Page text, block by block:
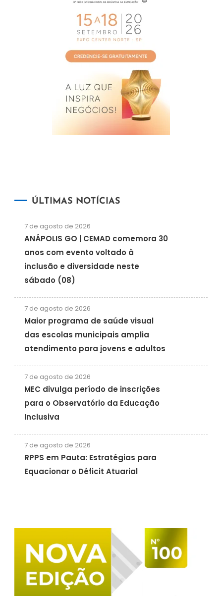
ÚLTIMAS NOTÍCIAS
7 de agosto de 2026
ANÁPOLIS GO | CEMAD comemora 30
anos com evento voltado à
inclusão e diversidade neste
sábado (08)
7 de agosto de 2026
Maior programa de saúde visual
das escolas municipais amplia
atendimento para jovens e adultos
7 de agosto de 2026
MEC divulga período de inscrições
para o Observatório da Educação
Inclusiva
7 de agosto de 2026
RPPS em Pauta: Estratégias para
Equacionar o Déficit Atuarial